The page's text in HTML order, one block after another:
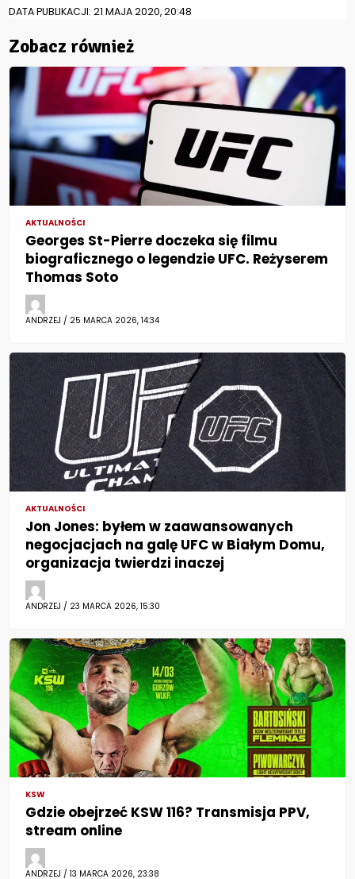
DATA PUBLIKACJI: 21 MAJA 2020, 20:48
Zobacz również
AKTUALNOŚCI
Georges St-Pierre doczeka się filmu
biograficznego o legendzie UFC. Reżyserem
Thomas Soto
ANDRZEJ / 25 MARCA 2026, 14:34
AKTUALNOŚCI
Jon Jones: byłem w zaawansowanych
negocjacjach na galę UFC w Białym Domu,
organizacja twierdzi inaczej
ANDRZEJ / 23 MARCA 2026, 15:30
KSW
Gdzie obejrzeć KSW 116? Transmisja PPV,
stream online
ANDRZEJ / 13 MARCA 2026, 23:38